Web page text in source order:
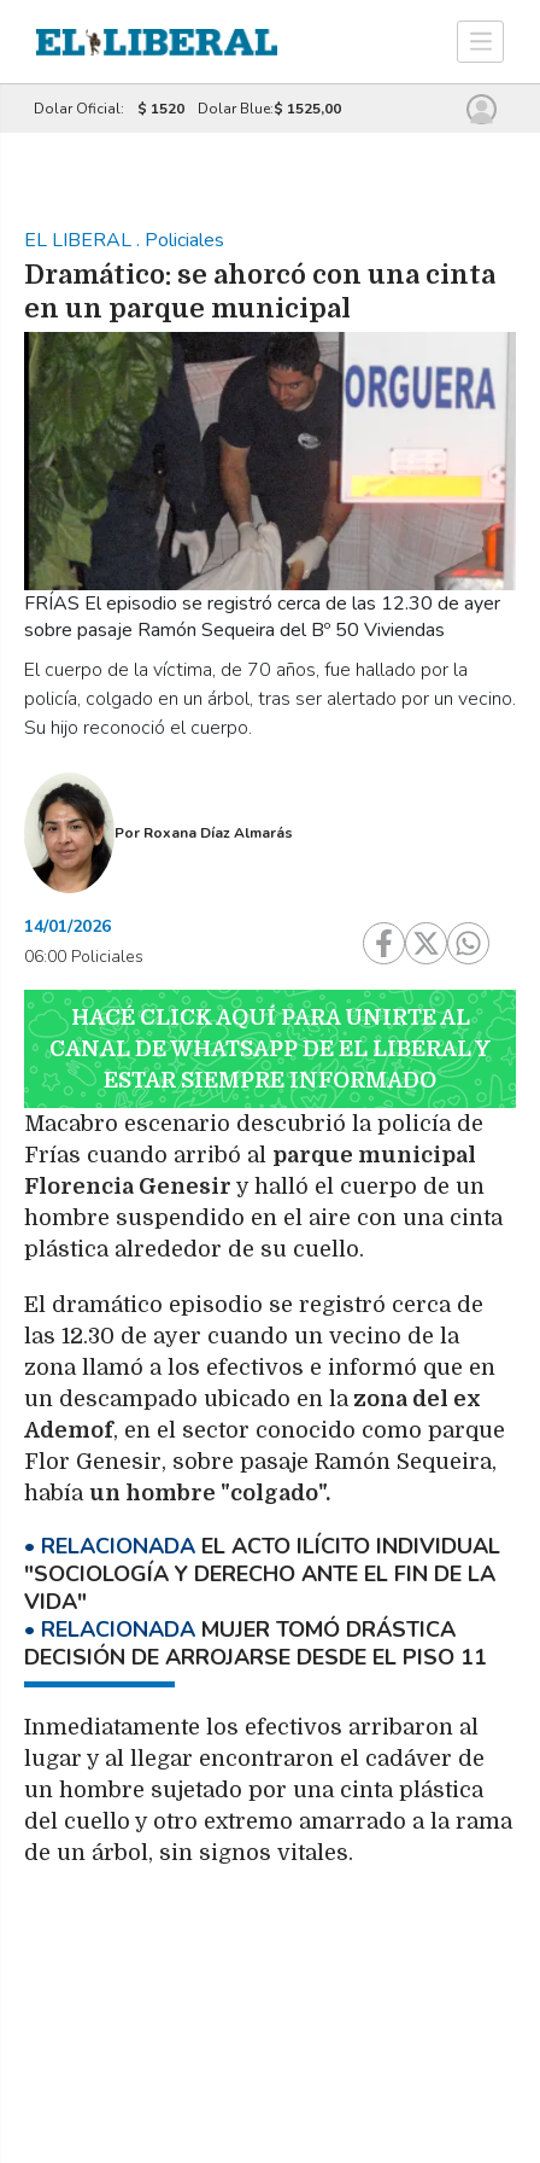
Dolar Oficial: $ 1520 Dolar Blue:$ 1525,00
EL LIBERAL. Policiales
Dramático: se ahorcó con una cinta
en un parque municipal
El cuerpo de la víctima, de 70 años, fue hallado por la
policía, colgado en un árbol, tras ser alertado por un vecino.
Su hijo reconoció el cuerpo.
FRÍAS El episodio se registró cerca de las 12.30 de ayer
sobre pasaje Ramón Sequeira del Bº 50 Viviendas
Por Roxana Díaz Almarás
14/01/2026
06:00 Policiales
HACÉ CLICK AQUÍ PARA UNIRTE AL
CANAL DE WHATSAPP DE EL LIBERAL Y
ESTAR SIEMPRE INFORMADO
Macabro escenario descubrió la policía de
Frías cuando arribó al parque municipal
Florencia Genesir y halló el cuerpo de un
hombre suspendido en el aire con una cinta
plástica alrededor de su cuello.
El dramático episodio se registró cerca de
las 12.30 de ayer cuando un vecino de la
zona llamó a los efectivos e informó que en
un descampado ubicado en lazona del ex
Ademof, en el sector conocido como parque
Flor Genesir, sobre pasaje Ramón Sequeira,
había un hombre "colgado".
EL ACTO ILÍCITO INDIVIDUAL
"SOCIOLOGÍA Y DERECHO ANTE EL FIN DE LA
VIDA"
MUJER TOMÓ DRÁSTICA
DECISIÓN DE ARROJARSE DESDE EL PISO 11
Inmediatamente los efectivos arribaron al
lugar y al llegar encontraron el cadáver de
un hombre sujetado por una cinta plástica
del cuello y otro extremo amarrado a la rama
de un árbol, sin signos vitales.